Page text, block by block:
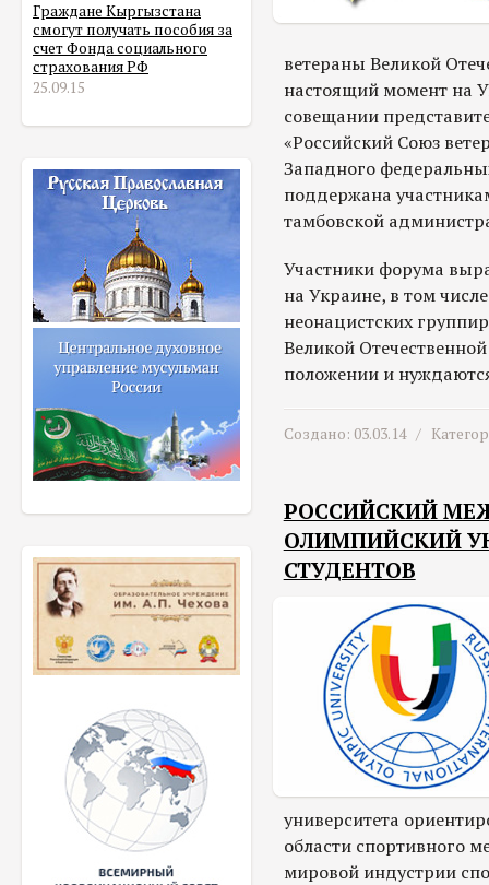
Граждане Кыргызстана
смогут получать пособия за
счет Фонда социального
страхования РФ
25.09.15
ветераны Великой
настоящий момент на
совещании
«Российский Союз
Западного
поддержана
тамбовской
Участники форума
на Украине, в том
неонацистских
Великой
положении и
Создано: 03.03.14 /
РОССИЙСКИЙ
ОЛИМПИЙСКИЙ
СТУДЕНТОВ
университета
области спортивного
мировой индустрии